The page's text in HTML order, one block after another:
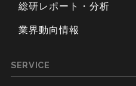
総研レポート・分析
業界動向情報
SERVICE